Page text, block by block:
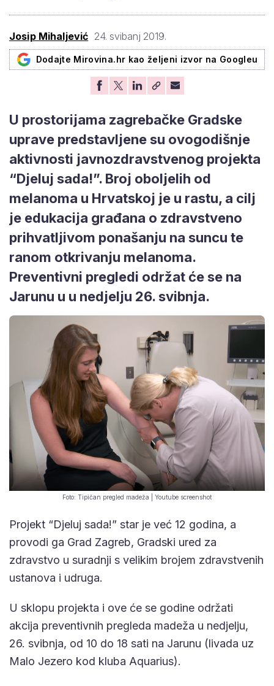
Josip Mihaljević 24. svibanj 2019.
Dodajte Mirovina.hr kao željeni izvor na Googleu
U prostorijama zagrebačke Gradske
uprave predstavljene su ovogodišnje
aktivnosti javnozdravstvenog projekta
“Djeluj sada!”. Broj oboljelih od
melanoma u Hrvatskoj je u rastu, a cilj
je edukacija građana o zdravstveno
prihvatljivom ponašanju na suncu te
ranom otkrivanju melanoma.
Preventivni pregledi održat će se na
Jarunu u u nedjelju 26. svibnja.
Foto: Tipičan pregled madeža | Youtube screenshot
Projekt “Djeluj sada!” star je već 12 godina, a
provodi ga Grad Zagreb, Gradski ured za
zdravstvo u suradnji s velikim brojem zdravstvenih
ustanova i udruga.
U sklopu projekta i ove će se godine održati
akcija preventivnih pregleda madeža u nedjelju,
26. svibnja, od 10 do 18 sati na Jarunu (livada uz
Malo Jezero kod kluba Aquarius).